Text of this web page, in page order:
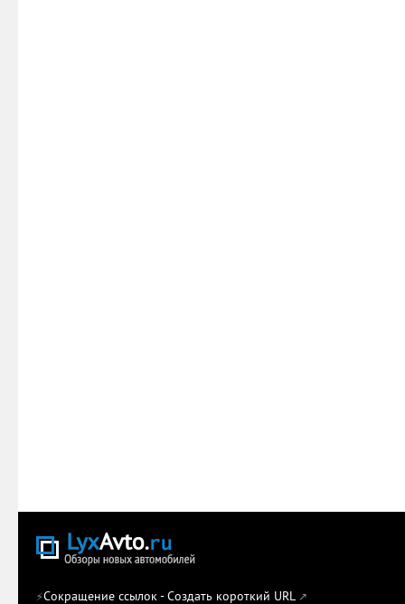
⚡Сокращение ссылок - Создать короткий URL ↗